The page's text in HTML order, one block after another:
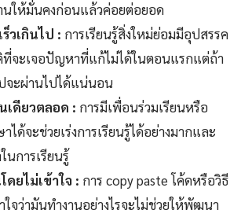
นให้มั่นคงก่อนแล้วค่อยต่อยอด
วเกินไป : การเรียนรู้สิ่งใหม่ย่อมมีอุปสรรค
ที่จะเจอปัญหาที่แก้ไม่ได้ในตอนแรกแต่ถ้า
จะผ่านไปได้แน่นอน
เดียวตลอด : การมีเพื่อนร่วมเรียนหรือ
ด้จะช่วยเร่งการเรียนรู้ได้อย่างมากและ
นการเรียนรู้
ดยไม่เข้าใจ : การ copy paste โค้ดหรือวิธี
ใจว่ามันทำงานอย่างไรจะไม่ช่วยให้พัฒนา